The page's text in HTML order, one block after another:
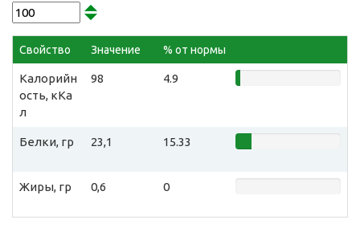
Свойство Значение % от нормы
Калорийн
ость, кКа
л
98 4.9
Белки, гр 23,1 15.33
Жиры, гр 0,6 0